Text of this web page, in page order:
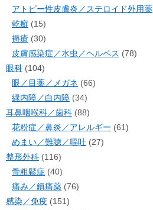
アトピー性皮膚炎／ステロイド外用薬
乾癬 (15)
褥瘡 (30)
皮膚感染症／水虫／ヘルペス (78)
眼科 (104)
眼／目薬／メガネ (66)
緑内障／白内障 (34)
耳鼻咽喉科／歯科 (88)
花粉症／鼻炎／アレルギー (61)
めまい／難聴／嘔吐 (27)
整形外科 (116)
骨粗鬆症 (40)
痛み／鎮痛薬 (76)
感染／免疫 (151)